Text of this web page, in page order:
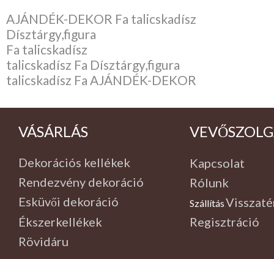
AJÁNDÉK-DEKOR Fa talicskadísz
Dísztárgy,figura
Fa talicskadísz
talicskadísz Fa Dísztárgy,figura
talicskadísz Fa AJÁNDÉK-DEKOR
VÁSÁRLÁS
Dekorációs kellékek
Rendezvény dekoráció
Esküvői dekoráció
Ékszerkellékek
Rövidáru
Kapcsolat
Rólunk
Szállítás
Regisztráció